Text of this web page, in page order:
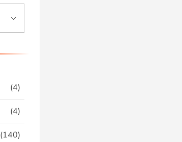
(4)
(4)
(140)